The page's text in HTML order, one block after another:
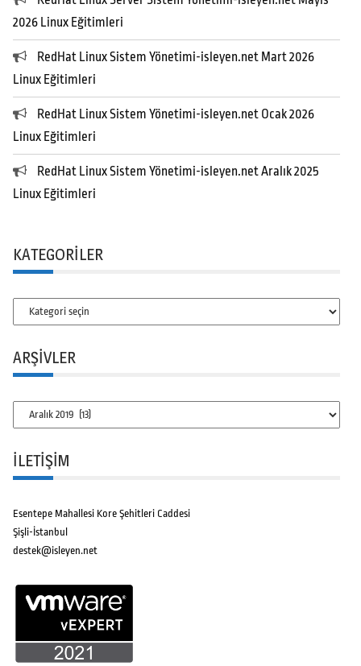
2026 Linux Eğitimleri
RedHat Linux Sistem Yönetimi-isleyen.net Mart 2026
Linux Eğitimleri
RedHat Linux Sistem Yönetimi-isleyen.net Ocak 2026
Linux Eğitimleri
RedHat Linux Sistem Yönetimi-isleyen.net Aralık 2025
Linux Eğitimleri
KATEGORILER
Kategoriler
ARŞIVLER
Arşivler
İLETİŞİM
Esentepe Mahallesi Kore Şehitleri Caddesi
Şişli-İstanbul
destek@isleyen.net